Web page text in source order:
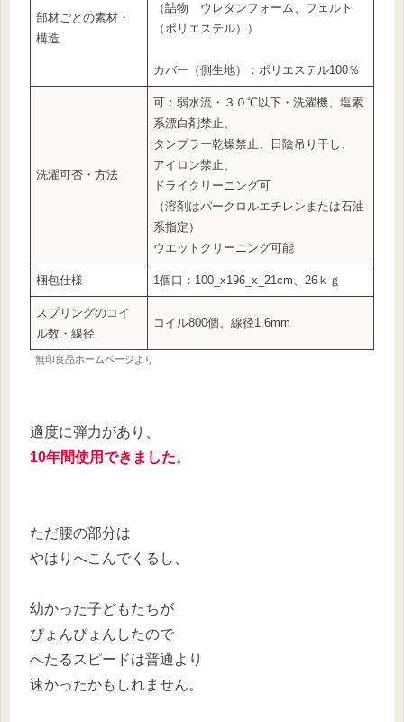
部材ごとの素材・
構造
（詰物 ウレタンフォーム、フェルト
（ポリエステル））
カバー（側生地）：ポリエステル100％
洗濯可否・方法
可：弱水流・３０℃以下・洗濯機、塩素
系漂白剤禁止、
タンプラー乾燥禁止、日陰吊り干し、
アイロン禁止、
ドライクリーニング可
（溶剤はパークロルエチレンまたは石油
系指定）
ウエットクリーニング可能
梱包仕様 1個口：100_x196_x_21cm、26ｋｇ
スプリングのコイ
ル数・線径
コイル800個、線径1.6mm
無印良品ホームページより
適度に弾力があり、
10年間使用できました。
ただ腰の部分は
やはりへこんでくるし、
幼かった子どもたちが
ぴょんぴょんしたので
へたるスピードは普通より
速かったかもしれません。